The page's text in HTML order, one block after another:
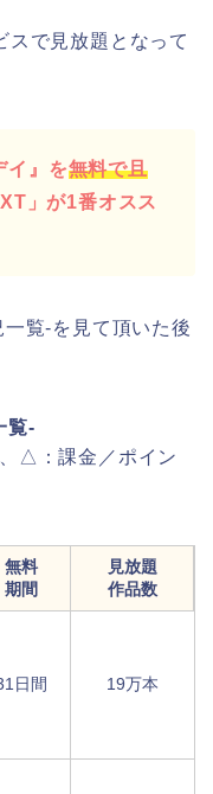
スで見放題となって
イ』を無料で且
」が1番オスス
覧-を見て頂いた後
覧-
△：課金／ポイン
無料
期間
見放題
作品数
日間 19万本